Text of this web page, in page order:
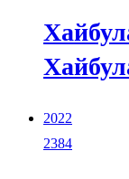
2022
2384